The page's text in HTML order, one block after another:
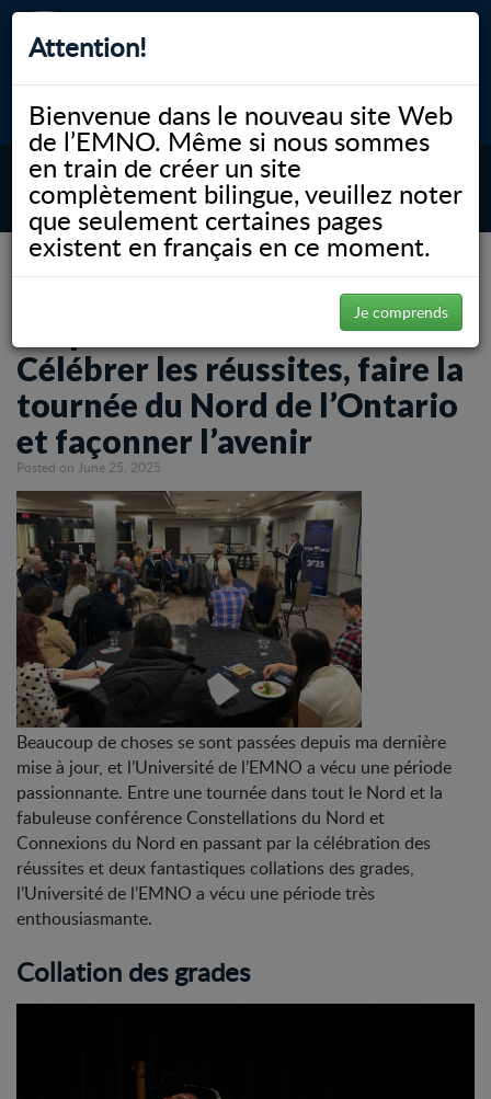
Attention!
Bienvenue dans le nouveau site Web
de l’EMNO. Même si nous sommes
en train de créer un site
complètement bilingue, veuillez noter
que seulement certaines pages
existent en français en ce moment.
Je comprends
myNOSM Accessibilité A- A+ English
MENU
NOSM.ca
Amplifier l’incidence :
Célébrer les réussites, faire la
tournée du Nord de l’Ontario
et façonner l’avenir
Posted on June 25, 2025
Beaucoup de choses se sont passées depuis ma dernière
mise à jour, et l’Université de l’EMNO a vécu une période
passionnante. Entre une tournée dans tout le Nord et la
fabuleuse conférence Constellations du Nord et
Connexions du Nord en passant par la célébration des
réussites et deux fantastiques collations des grades,
l’Université de l’EMNO a vécu une période très
enthousiasmante.
Collation des grades